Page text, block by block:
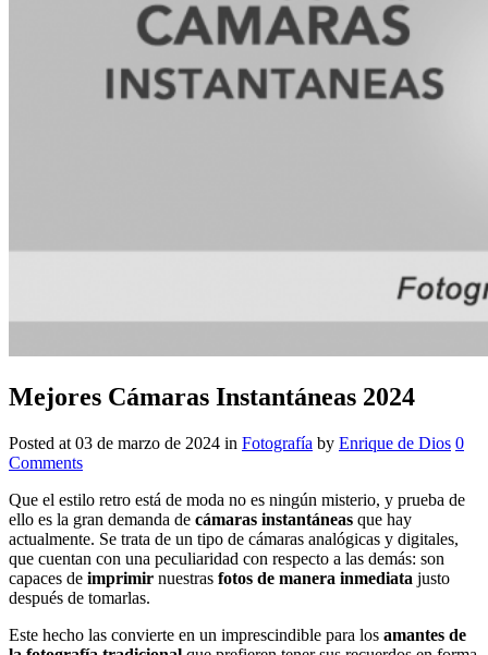
Mejores Cámaras Instantáneas 2024
Posted at 03 de marzo de 2024 in Fotografía by Enrique de Dios 0
Comments
Que el estilo retro está de moda no es ningún misterio, y prueba de
ello es la gran demanda de cámaras instantáneas que hay
actualmente. Se trata de un tipo de cámaras analógicas y digitales,
que cuentan con una peculiaridad con respecto a las demás: son
capaces de imprimir nuestras fotos de manera inmediata justo
después de tomarlas.
Este hecho las convierte en un imprescindible para los amantes de